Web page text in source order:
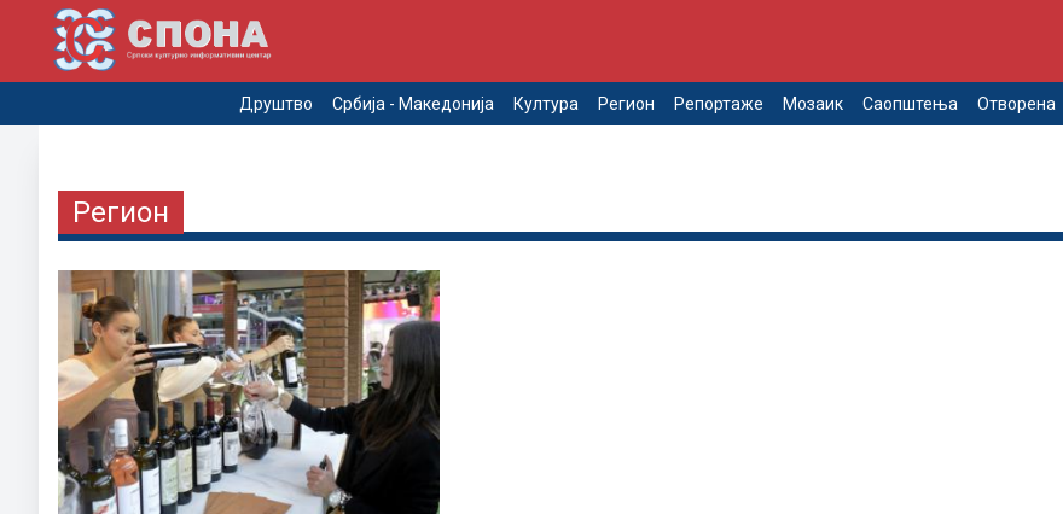
Друштво Србија - Македонија Култура Регион Репортаже Мозаик Саопштења Отворена
Регион